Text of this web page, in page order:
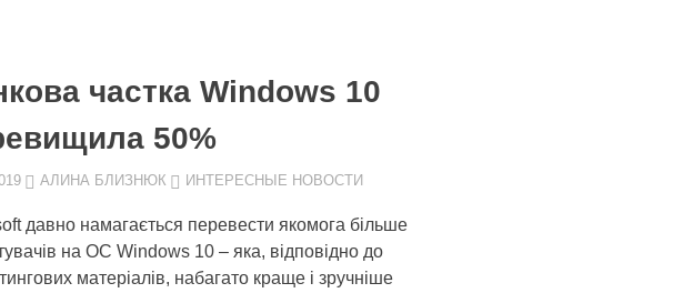
частка Windows 10
50%
АЛИНА БЛИЗНЮК ИНТЕРЕСНЫЕ НОВОСТИ
давно намагається перевести якомога більше
на ОС Windows 10 – яка, відповідно до
матеріалів, набагато краще і зручніше